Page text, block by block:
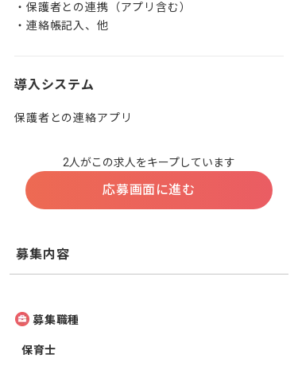
・保護者との連携（アプリ含む）
・連絡帳記入、他
導入システム
保護者との連絡アプリ
2人がこの求人をキープしています
応募画面に進む
募集内容
募集職種
保育士